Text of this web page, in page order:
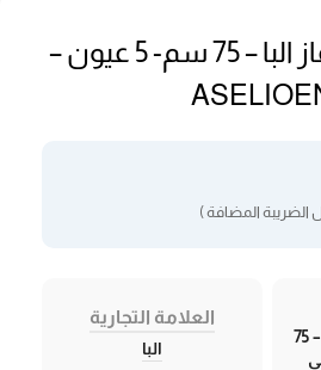
سطح بلت ان غاز البا – 75 سم- 5 عيون –
الضريبة المضافة )
سطح بلت ان غاز البا – 75
العلامة التجارية
البا